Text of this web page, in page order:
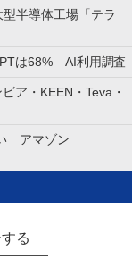
半導体工場「テラ
は68% AI利用調査
ア・KEEN・Teva・
アマゾン
る